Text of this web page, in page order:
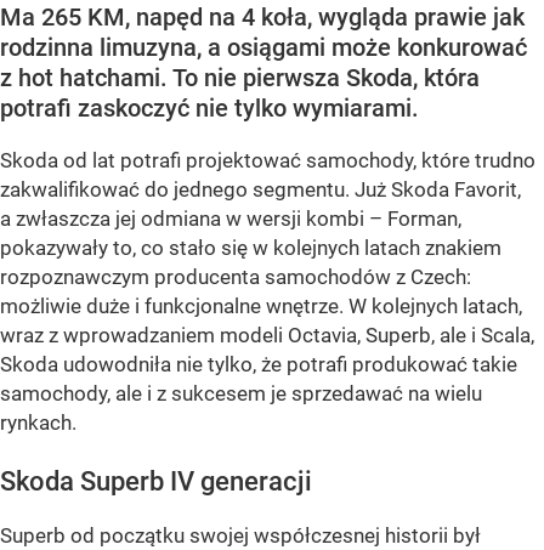
Ma 265 KM, napęd na 4 koła, wygląda prawie jak
rodzinna limuzyna, a osiągami może konkurować
z hot hatchami. To nie pierwsza Skoda, która
potrafi zaskoczyć nie tylko wymiarami.
Skoda od lat potrafi projektować samochody, które trudno
zakwalifikować do jednego segmentu. Już Skoda Favorit,
a zwłaszcza jej odmiana w wersji kombi – Forman,
pokazywały to, co stało się w kolejnych latach znakiem
rozpoznawczym producenta samochodów z Czech:
możliwie duże i funkcjonalne wnętrze. W kolejnych latach,
wraz z wprowadzaniem modeli Octavia, Superb, ale i Scala,
Skoda udowodniła nie tylko, że potrafi produkować takie
samochody, ale i z sukcesem je sprzedawać na wielu
rynkach.
Skoda Superb IV generacji
Superb od początku swojej współczesnej historii był